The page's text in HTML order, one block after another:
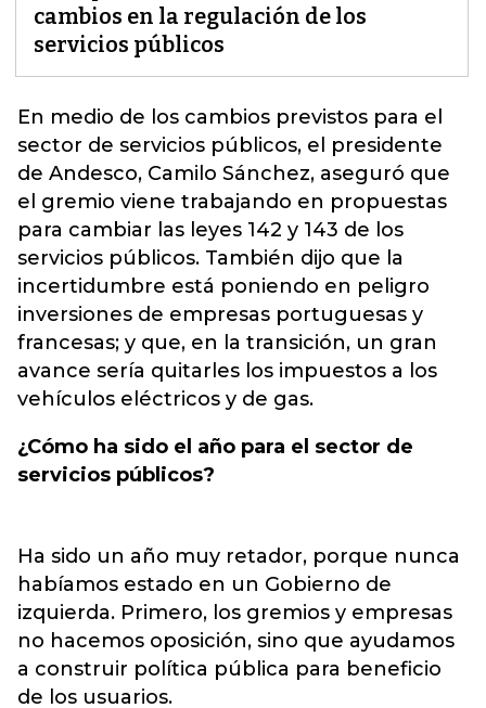
cambios en la regulación de los
servicios públicos
En medio de los cambios previstos para el
sector de servicios públicos, el presidente
de Andesco, Camilo Sánchez, aseguró que
el gremio viene trabajando en propuestas
para cambiar las leyes 142 y 143 de los
servicios públicos. También dijo que la
incertidumbre está poniendo en peligro
inversiones de empresas portuguesas y
francesas; y que, en la transición, un gran
avance sería quitarles los impuestos a los
vehículos eléctricos y de gas.
¿Cómo ha sido el año para el sector de
servicios públicos?
Ha sido un año muy retador, porque nunca
habíamos estado en un Gobierno de
izquierda. Primero, los gremios y empresas
no hacemos oposición, sino que ayudamos
a construir política pública para beneficio
de los usuarios.